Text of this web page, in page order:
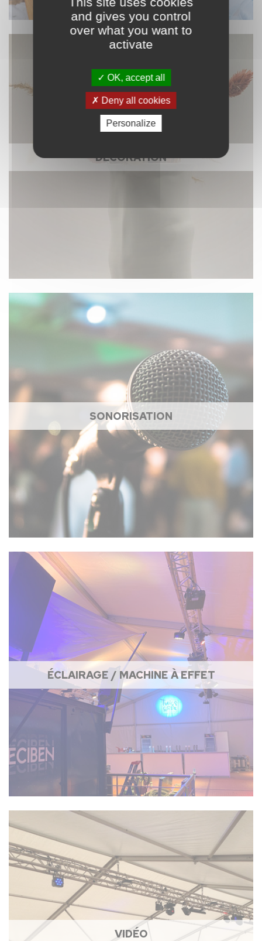
DÉCORATION
SONORISATION
ÉCLAIRAGE / MACHINE À EFFET
VIDÉO
and gives you control
over what you want to
activate
OK, accept all
Deny all cookies
Personalize